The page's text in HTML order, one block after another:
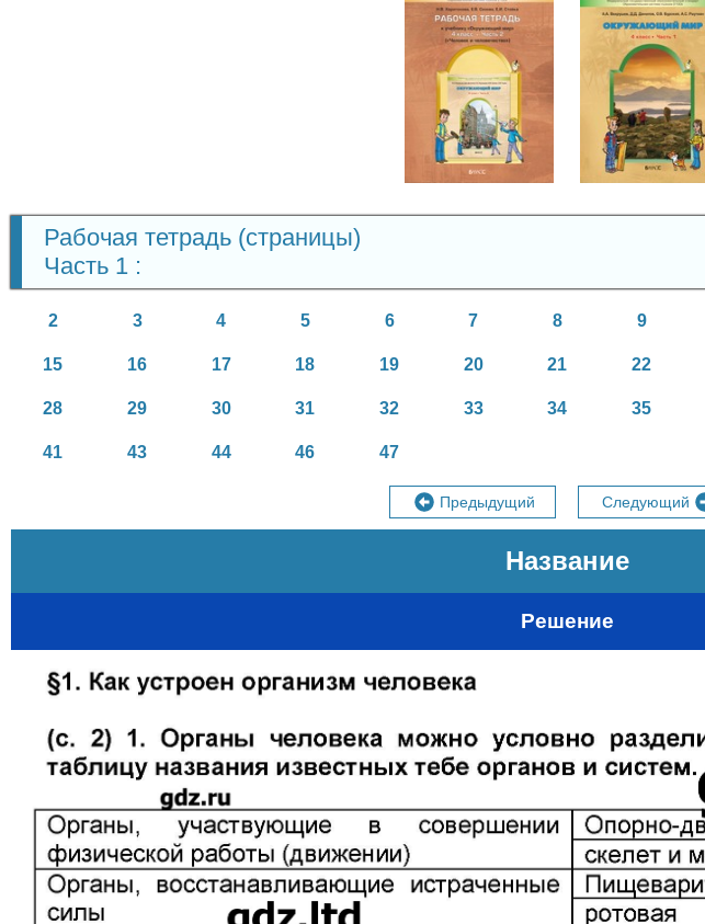
Окружающий
мир
4 класс
Окружающий
мир
4 класс
Рабочая тетрадь (страницы)
Часть 1 :
2 3 4 5 6 7 8 9
15 16 17 18 19 20 21 22
28 29 30 31 32 33 34 35
41 43 44 46 47
Предыдущий Следующий
Название
Решение